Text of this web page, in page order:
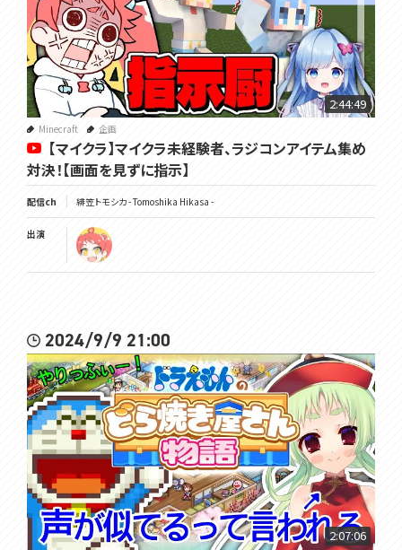
2:44:49
Minecraft 企画
【マイクラ】マイクラ未経験者、ラジコンアイテム集め
対決！【画面を見ずに指示】
配信ch 緋笠トモシカ - Tomoshika Hikasa -
出演
2024/9/9 21:00
2:07:06